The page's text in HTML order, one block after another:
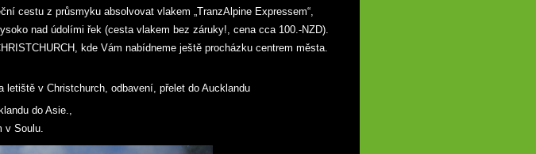
cestu z průsmyku absolvovat vlakem „TranzAlpine Expressem“,
nad údolími řek (cesta vlakem bez záruky!, cena cca 100.-NZD).
kde Vám nabídneme ještě procházku centrem města.
letiště v Christchurch, odbavení, přelet do Aucklandu
do Asie.,
v Soulu.